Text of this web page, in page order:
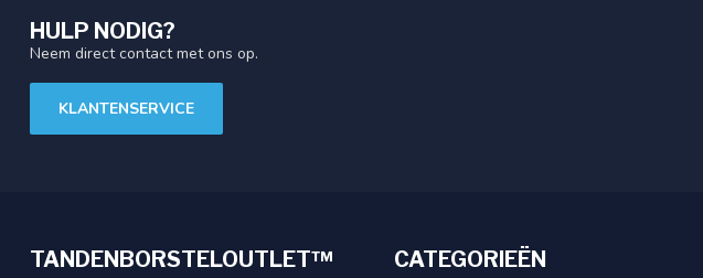
HULP NODIG?
Neem direct contact met ons op.
KLANTENSERVICE
TANDENBORSTELOUTLET™ CATEGORIEËN